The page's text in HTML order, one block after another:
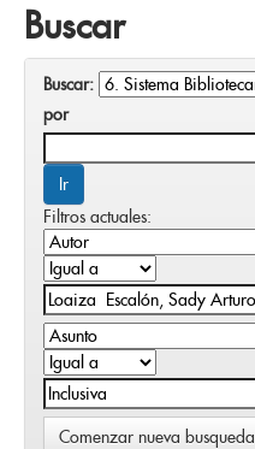
Buscar
Buscar:
por
Filtros actuales:
Comenzar nueva busqueda